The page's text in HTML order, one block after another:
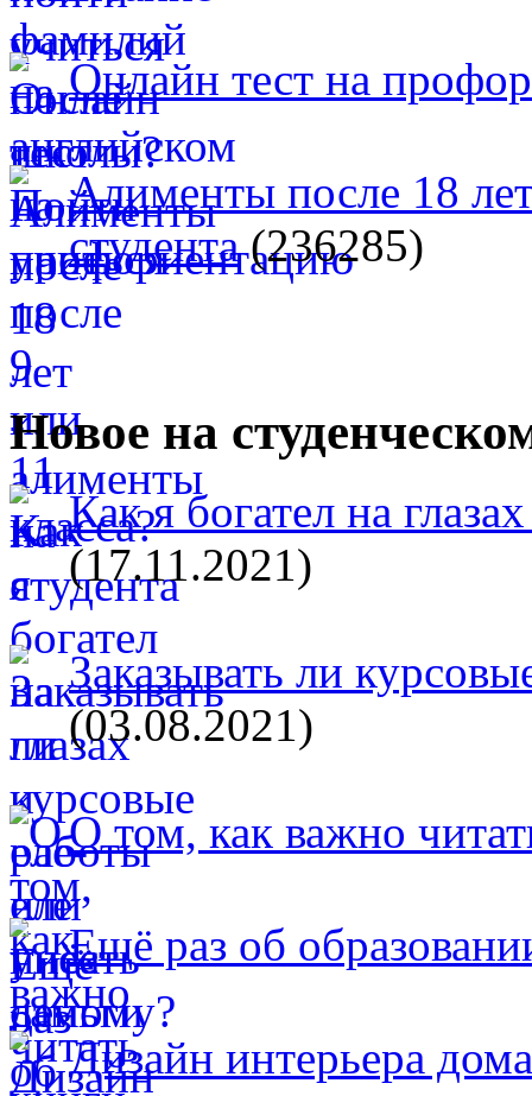
Онлайн тест на
Алименты после 18
студента(236285)
Новое на
Как я богател на
(17.11.2021)
Заказывать ли
(03.08.2021)
О том, как важно
Ещё раз об
Дизайн интерьера дома